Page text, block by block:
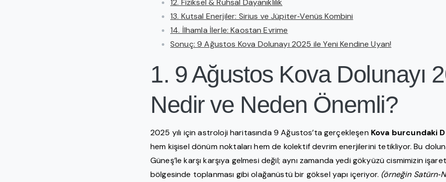
12. Fiziksel & Ruhsal Dayanıklılık
13. Kutsal Enerjiler: Sirius ve Jüpiter‑Venüs Kombini
14. İlhamla İlerle: Kaostan Evrime
Sonuç: 9 Ağustos Kova Dolunayı 2025 ile Yeni Kendine Uyan!
1. 9 Ağustos Kova Dolunayı
Nedir ve Neden Önemli?
2025 yılı için astroloji haritasında 9 Ağustos’ta gerçekleşen Kova burcundaki
hem kişisel dönüm noktaları hem de kolektif devrim enerjilerini tetikliyor. Bu
Güneş’le karşı karşıya gelmesi değil; aynı zamanda yedi gökyüzü cismimizin
bölgesinde toplanması gibi olağanüstü bir göksel yapı içeriyor. (örneğin